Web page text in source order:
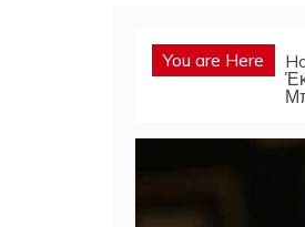
You are Here